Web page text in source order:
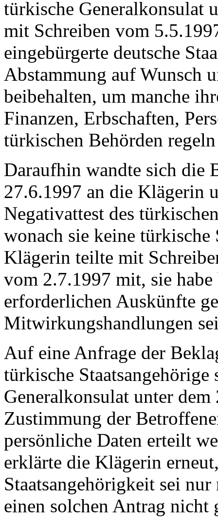
türkische Generalkonsulat
mit Schreiben vom
eingebürgerte deutsche
Abstammung auf Wunsch
beibehalten, um manche
Finanzen, Erbschaften,
türkischen Behörden
Daraufhin wandte sich die
27.6.1997 an die Klägerin
Negativattest des
wonach sie keine türkische
Klägerin teilte mit
vom 2.7.1997 mit, sie
erforderlichen Auskünfte
Mitwirkungshandlungen
Auf eine Anfrage der
türkische
Generalkonsulat unter dem
Zustimmung der
persönliche Daten erteilt
erklärte die Klägerin
Staatsangehörigkeit sei
einen solchen Antrag nicht